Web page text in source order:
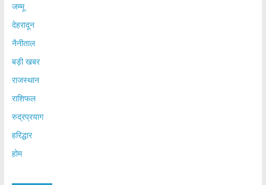
जम्मू
देहरादून
नैनीताल
बड़ी खबर
राजस्थान
राशिफल
रुद्रप्रयाग
हरिद्धार
होम